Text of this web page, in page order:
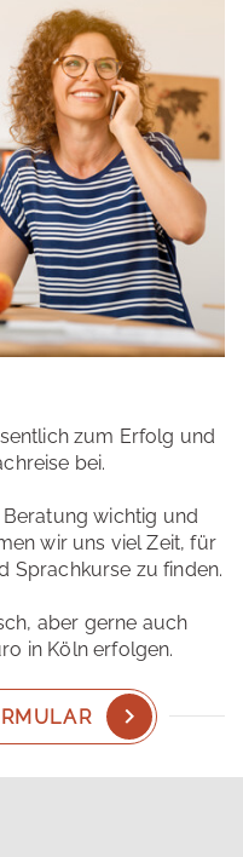
zum Erfolg und
bei.
wichtig und
wir uns viel Zeit, für
Sprachkurse zu finden.
aber gerne auch
in Köln erfolgen.